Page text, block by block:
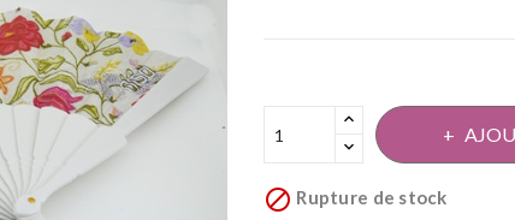
 Rupture de stock